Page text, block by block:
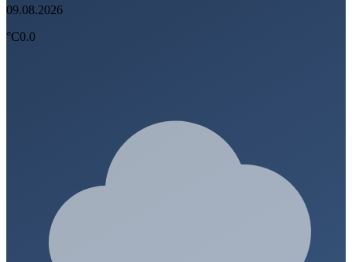
09.08.2026
°C0.0